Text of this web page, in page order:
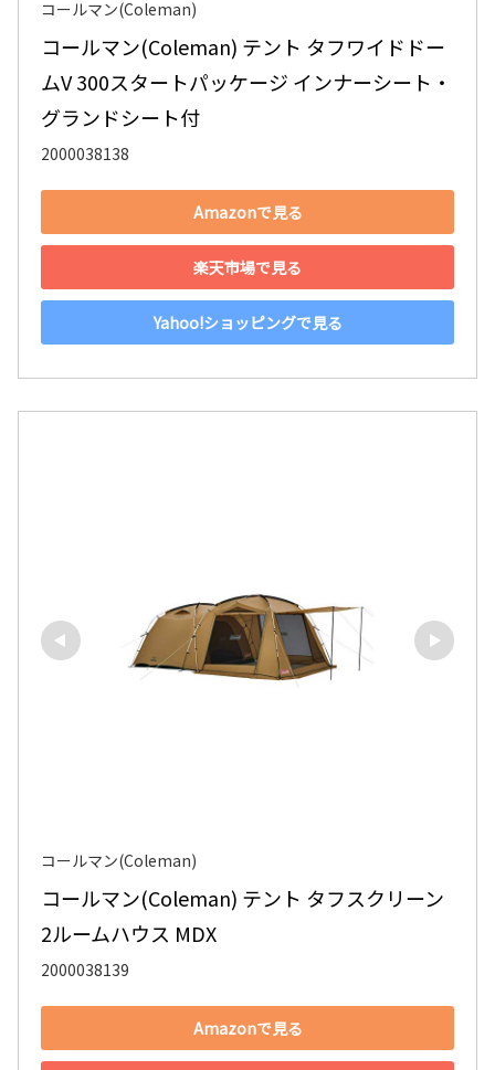
コールマン(Coleman)
コールマン(Coleman) テント タフワイドドー
ムV 300スタートパッケージ インナーシート・
グランドシート付
2000038138
Amazonで見る
楽天市場で見る
Yahoo!ショッピングで見る
コールマン(Coleman)
コールマン(Coleman) テント タフスクリーン
2ルームハウス MDX
2000038139
Amazonで見る